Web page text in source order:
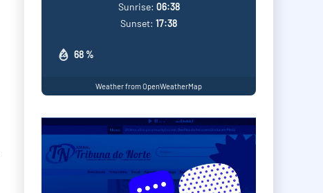
68 %
Sunrise: 06:38
Sunset: 17:38
Weather from OpenWeatherMap